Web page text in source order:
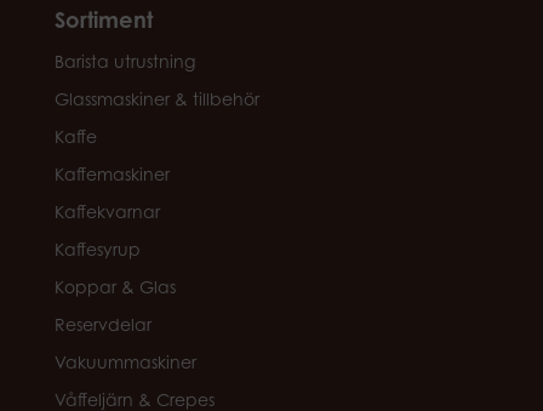
Sortiment
Barista utrustning
Glassmaskiner & tillbehör
Kaffe
Kaffemaskiner
Kaffekvarnar
Kaffesyrup
Koppar & Glas
Reservdelar
Vakuummaskiner
Våffeljärn & Crepes